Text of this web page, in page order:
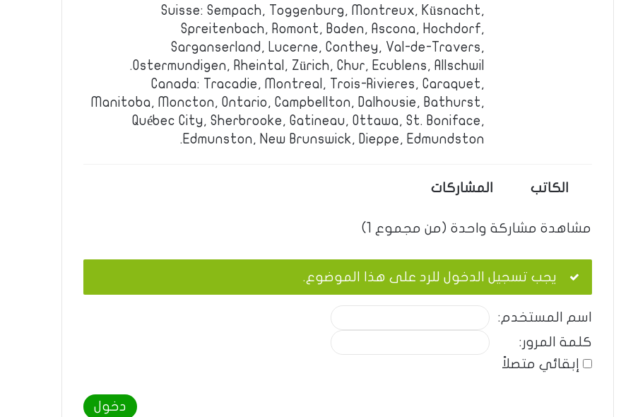
Suisse: Sempach, Toggenburg, Montreux, Küsnacht,
Spreitenbach, Romont, Baden, Ascona, Hochdorf,
Sarganserland, Lucerne, Conthey, Val-de-Travers,
Ostermundigen, Rheintal, Zürich, Chur, Ecublens, Allschwil.
Canada: Tracadie, Montreal, Trois-Rivieres, Caraquet,
Manitoba, Moncton, Ontario, Campbellton, Dalhousie, Bathurst,
Québec City, Sherbrooke, Gatineau, Ottawa, St. Boniface,
Edmunston, New Brunswick, Dieppe, Edmundston.
الكاتب المشاركات
مشاهدة مشاركة واحدة (من مجموع 1)
يجب تسجيل الدخول للرد على هذا الموضوع.
اسم المستخدم:
كلمة المرور:
إبقائي متصلاً
دخول